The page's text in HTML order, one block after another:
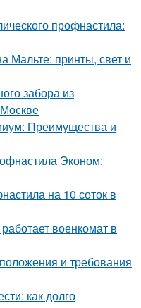
профнастила:
Мальте: принты, свет и
забора из
Преимущества и
Эконом:
на 10 соток в
военкомат в
и требования
как долго